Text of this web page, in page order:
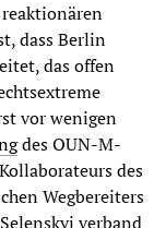
dass Berlin
das offen
vor wenigen
des OUN-M-
des
Wegbereiters
verband